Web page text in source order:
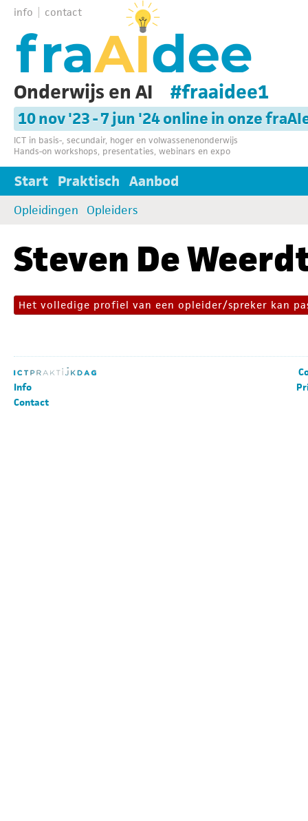
info contact
Onderwijs en AI #fraaidee1
10 nov '23 - 7 jun '24 online in onze
ICT in basis-, secundair, hoger en volwassenenonderwijs
Hands-on workshops, presentaties, webinars en expo
Start Praktisch Aanbod
Opleidingen Opleiders
Steven De
Het volledige profiel van een opleider/spreker kan
Info
Contact